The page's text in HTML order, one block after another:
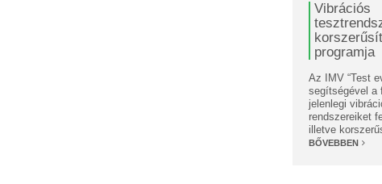
Vibrációs
programja
Az IMV “Test
segítségével a
jelenlegi
rendszereiket
illetve
BŐVEBBEN